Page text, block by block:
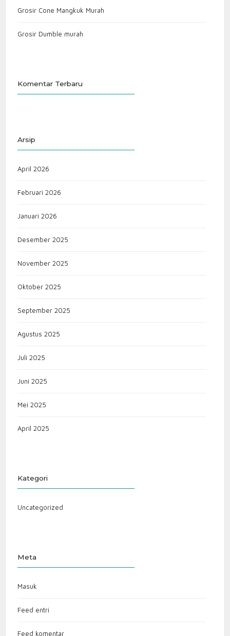
Grosir Cone Mangkuk Murah
Grosir Dumble murah
Komentar Terbaru
Arsip
April 2026
Februari 2026
Januari 2026
Desember 2025
November 2025
Oktober 2025
September 2025
Agustus 2025
Juli 2025
Juni 2025
Mei 2025
April 2025
Kategori
Uncategorized
Meta
Masuk
Feed entri
Feed komentar